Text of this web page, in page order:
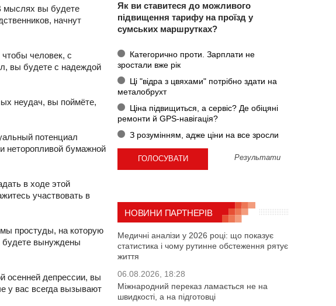
мыслях вы будете
начнут
человек, с
вы будете с надеждой
неудач, вы поймёте,
потенциал
неторопливой бумажной
в ходе этой
участвовать в
простуды, на которую
будете вынуждены
осенней депрессии, вы
у вас всегда вызывают
Як ви ставитеся до можливого
підвищення тарифу на проїзд у
сумських маршрутках?
Категорично проти. Зарплати не
зростали вже рік
Ці "відра з цвяхами" потрібно здати на
металобрухт
Ціна підвищиться, а сервіс? Де обіцяні
ремонти й GPS-навігація?
З розумінням, адже ціни на все зросли
Результати
НОВИНИ ПАРТНЕРІВ
Медичні аналізи у 2026 році: що показує
статистика і чому рутинне обстеження рятує
життя
06.08.2026, 18:28
Міжнародний переказ ламається не на
швидкості, а на підготовці